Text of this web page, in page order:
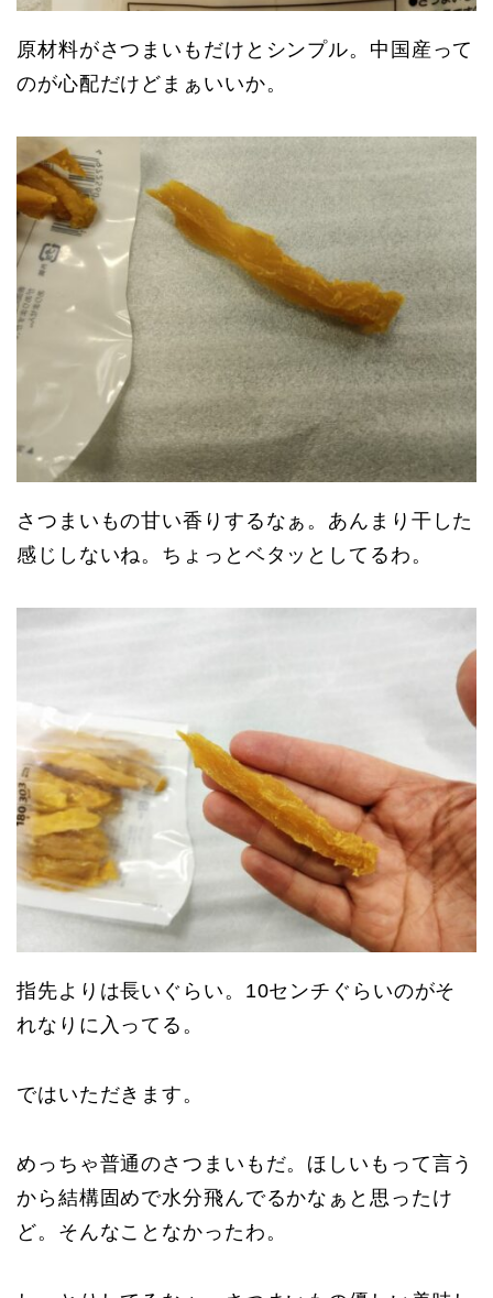
原材料がさつまいもだけとシンプル。中国産って
のが心配だけどまぁいいか。
さつまいもの甘い香りするなぁ。あんまり干した
感じしないね。ちょっとベタッとしてるわ。
指先よりは長いぐらい。10センチぐらいのがそ
れなりに入ってる。
ではいただきます。
めっちゃ普通のさつまいもだ。ほしいもって言う
から結構固めで水分飛んでるかなぁと思ったけ
ど。そんなことなかったわ。